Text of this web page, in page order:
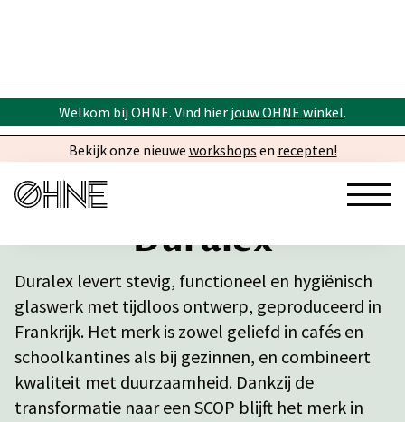
Welkom bij OHNE. Vind hier jouw OHNE winkel.
Bekijk onze nieuwe workshops en recepten!
Duralex
Duralex levert stevig, functioneel en hygiënisch
glaswerk met tijdloos ontwerp, geproduceerd in
Frankrijk. Het merk is zowel geliefd in cafés en
schoolkantines als bij gezinnen, en combineert
kwaliteit met duurzaamheid. Dankzij de
transformatie naar een SCOP blijft het merk in